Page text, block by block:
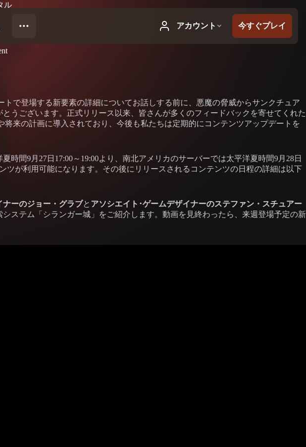
ル
トで登場する新要素の詳細についてお話しする前に、悪魔の脅威からサンクチュア
うございます。正式リリース以来、皆さんが多くのフィードバックを寄せてくれた
来の計画に導入されており、今後も私たちは定期的にコンテンツアップデートを
間9月27日17:00～19:00より、南北アメリカのサーバーでは太平洋夏時間9月28日
ツが利用可能になります。その後にリリースされるコンテンツの日程の詳細は以下
ナーのジョー・グラブと アソシエイト･ゲームデザイナーのステファン・スチュアー
ステム「シランガー城」をご紹介します。動画を見終わったら、来週登場予定の新